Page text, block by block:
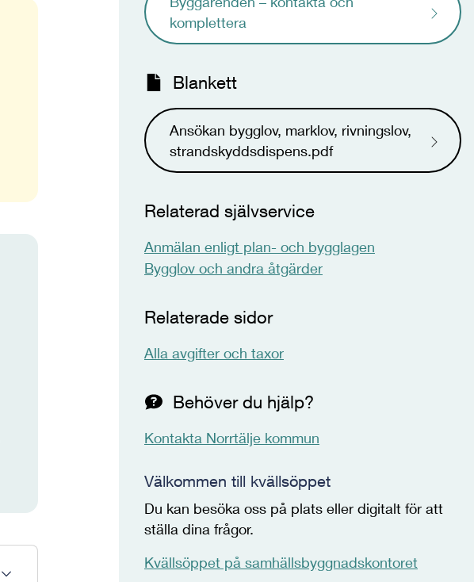
komplettera
Blankett
Ansökan bygglov, marklov, rivningslov,
strandskyddsdispens.pdf
Relaterad självservice
Anmälan enligt plan- och bygglagen
Bygglov och andra åtgärder
Relaterade sidor
Alla avgifter och taxor
Behöver du hjälp?
Kontakta Norrtälje kommun
Välkommen till kvällsöppet
Du kan besöka oss på plats eller digitalt för att
ställa dina frågor.
Kvällsöppet på samhällsbyggnadskontoret